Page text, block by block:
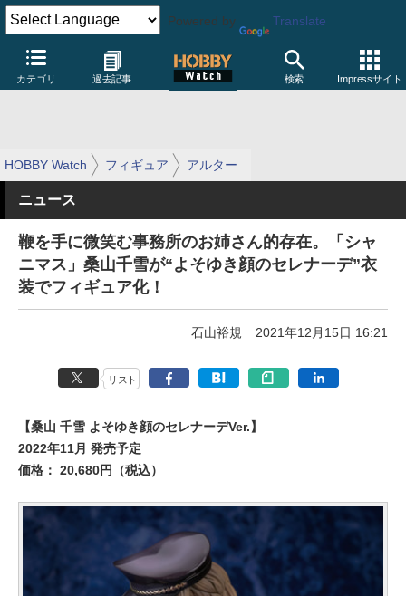
Powered by Translate
カテゴリ 過去記事 検索 Impressサイト
HOBBY Watch フィギュア アルター
ニュース
鞭を手に微笑む事務所のお姉さん的存在。「シャ
ニマス」桑山千雪が“よそゆき顔のセレナーデ”衣
装でフィギュア化！
石山裕規 2021年12月15日 16:21
リスト
【桑山 千雪 よそゆき顔のセレナーデVer.】
2022年11月 発売予定
価格： 20,680円（税込）